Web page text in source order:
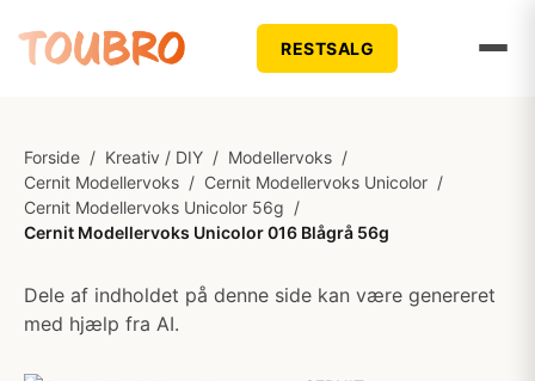
RESTSALG
Forside / Kreativ / DIY / Modellervoks /
Cernit Modellervoks / Cernit Modellervoks Unicolor /
Cernit Modellervoks Unicolor 56g /
Cernit Modellervoks Unicolor 016 Blågrå 56g
Dele af indholdet på denne side kan være genereret
med hjælp fra AI.